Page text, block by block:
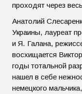
проходят через
Анатолий
Украины, лауреат
и Я. Галана,
восхищается
годы тотальной
нашел в себе
немецкого